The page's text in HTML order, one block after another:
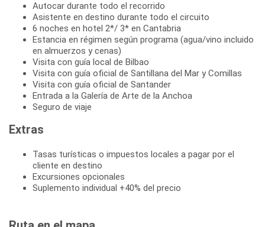
Autocar durante todo el recorrido
Asistente en destino durante todo el circuito
6 noches en hotel 2*/ 3* en Cantabria
Estancia en régimen según programa (agua/vino incluido
en almuerzos y cenas)
Visita con guía local de Bilbao
Visita con guía oficial de Santillana del Mar y Comillas
Visita con guía oficial de Santander
Entrada a la Galería de Arte de la Anchoa
Seguro de viaje
Extras
Tasas turísticas o impuestos locales a pagar por el
cliente en destino
Excursiones opcionales
Suplemento individual +40% del precio